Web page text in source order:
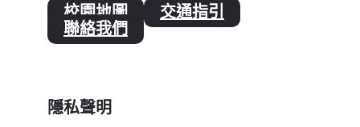
校園地圖 交通指引
聯絡我們
隱私聲明